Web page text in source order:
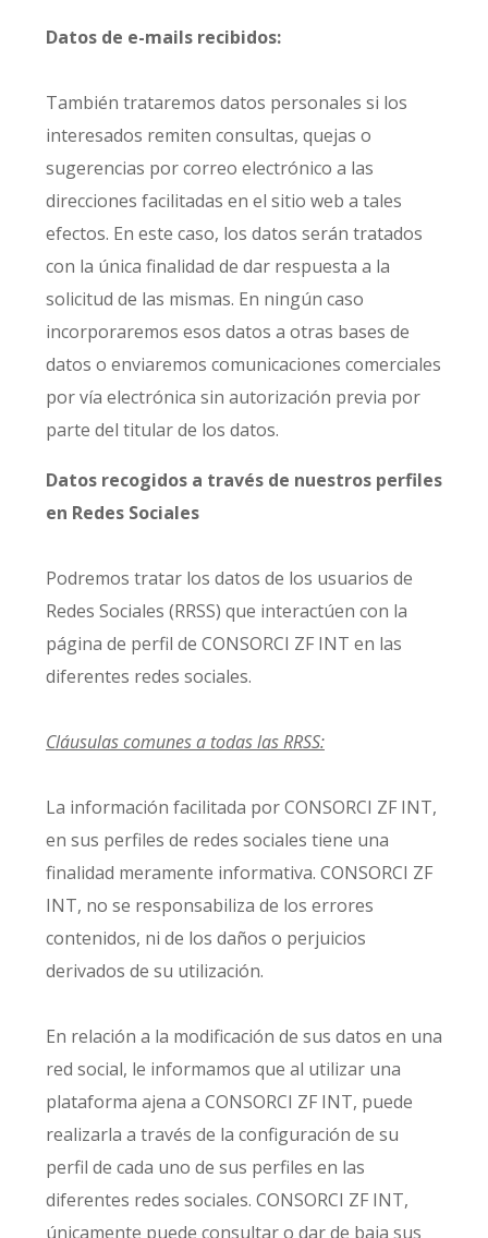
Datos de e-mails recibidos:
También trataremos datos personales si los
interesados remiten consultas, quejas o
sugerencias por correo electrónico a las
direcciones facilitadas en el sitio web a tales
efectos. En este caso, los datos serán tratados
con la única finalidad de dar respuesta a la
solicitud de las mismas. En ningún caso
incorporaremos esos datos a otras bases de
datos o enviaremos comunicaciones comerciales
por vía electrónica sin autorización previa por
parte del titular de los datos.
Datos recogidos a través de nuestros perfiles
en Redes Sociales
Podremos tratar los datos de los usuarios de
Redes Sociales (RRSS) que interactúen con la
página de perfil de CONSORCI ZF INT en las
diferentes redes sociales.
Cláusulas comunes a todas las RRSS:
La información facilitada por CONSORCI ZF INT,
en sus perfiles de redes sociales tiene una
finalidad meramente informativa. CONSORCI ZF
INT, no se responsabiliza de los errores
contenidos, ni de los daños o perjuicios
derivados de su utilización.
En relación a la modificación de sus datos en una
red social, le informamos que al utilizar una
plataforma ajena a CONSORCI ZF INT, puede
realizarla a través de la configuración de su
perfil de cada uno de sus perfiles en las
diferentes redes sociales. CONSORCI ZF INT,
únicamente puede consultar o dar de baja sus